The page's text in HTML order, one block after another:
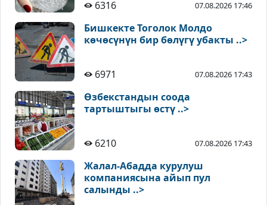
6316 07.08.2026 17:46
Бишкекте Тоголок Молдо
көчөсүнүн бир бөлүгү убакты ..>
6971 07.08.2026 17:43
Өзбекстандын соода
тартыштыгы өстү ..>
6210 07.08.2026 17:43
Жалал-Абадда курулуш
компаниясына айып пул
салынды ..>